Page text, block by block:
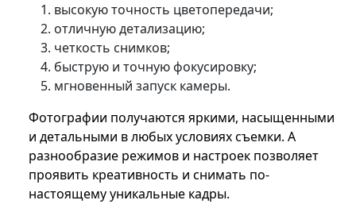
высокую точность цветопередачи;
отличную детализацию;
четкость снимков;
быструю и точную фокусировку;
мгновенный запуск камеры.
Фотографии получаются яркими, насыщенными
и детальными в любых условиях съемки. А
разнообразие режимов и настроек позволяет
проявить креативность и снимать по-
настоящему уникальные кадры.